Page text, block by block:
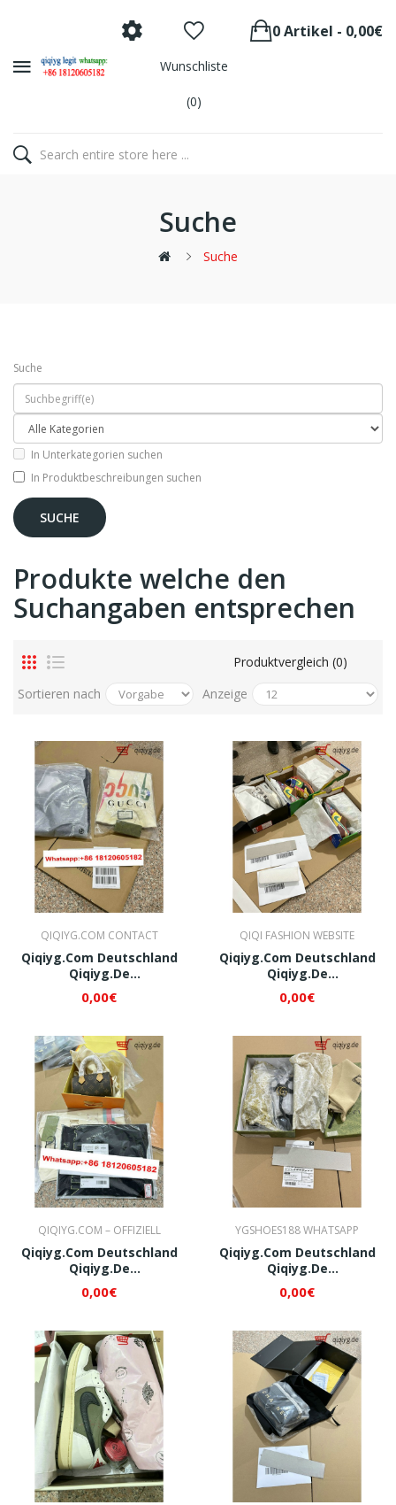
Wunschliste
(0)
0 Artikel - 0,00€
Suche
Suche
Suche
In Unterkategorien suchen
In Produktbeschreibungen suchen
Produkte welche den
Suchangaben entsprechen
Produktvergleich (0)
Sortieren nach
Anzeige
QIQIYG.COM CONTACT
Qiqiyg.com Deutschland
Qiqiyg.de
QI010
0,00€
QIQI FASHION WEBSITE
Qiqiyg.com Deutschland
Qiqiyg.de
QI029
0,00€
QIQIYG.COM – OFFIZIELL
Qiqiyg.com Deutschland
Qiqiyg.de
QI058
0,00€
YGSHOES188 WHATSAPP
Qiqiyg.com Deutschland
Qiqiyg.de
QI077
0,00€